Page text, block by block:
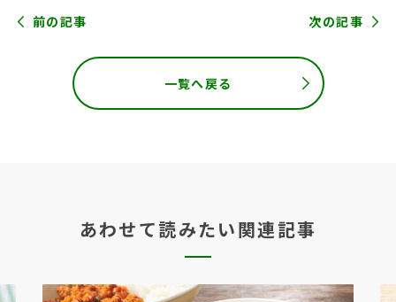
前の記事 次の記事
一覧へ戻る
あわせて読みたい関連記事